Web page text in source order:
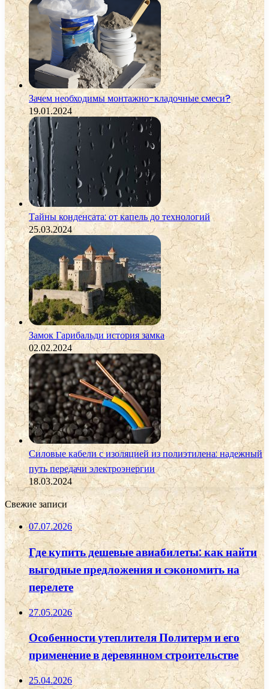
Зачем необходимы монтажно-кладочные смеси?
19.01.2024
Тайны конденсата: от капель до технологий
25.03.2024
Замок Гарибальди история замка
02.02.2024
Силовые кабели с изоляцией из полиэтилена: надежный
путь передачи электроэнергии
18.03.2024
Свежие записи
07.07.2026
Где купить дешевые авиабилеты: как найти
выгодные предложения и сэкономить на
перелете
27.05.2026
Особенности утеплителя Политерм и его
применение в деревянном строительстве
25.04.2026